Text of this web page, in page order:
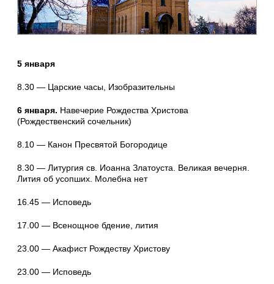
5 января
8.30 — Царские часы, Изобразительны
6 января. Навечерие Рождества Христова
(Рождественский сочельник)
8.10 — Канон Пресвятой Богородице
8.30 — Литургия св. Иоанна Златоуста. Великая вечерня.
Лития об усопших. Молебна нет
16.45 — Исповедь
17.00 — Всенощное бдение, лития
23.00 — Акафист Рождеству Христову
23.00 — Исповедь